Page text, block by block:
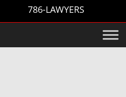
786-LAWYERS